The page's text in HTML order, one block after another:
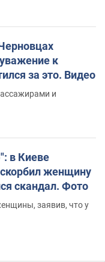
к
за это. Видео
и
в Киеве
женщину
скандал. Фото
заявив, что у